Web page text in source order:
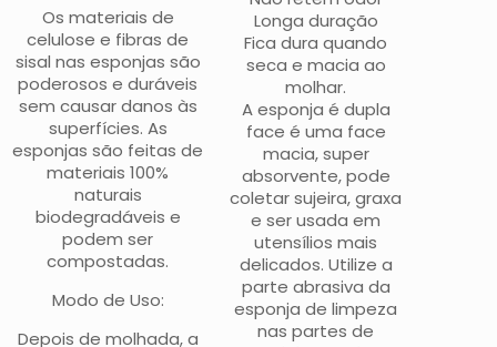
Os materiais de
celulose e fibras de
sisal nas esponjas são
poderosos e duráveis
sem causar danos às
superfícies. As
esponjas são feitas de
materiais 100%
naturais
biodegradáveis e
podem ser
compostadas.
Modo de Uso:
Depois de molhada, a
Longa duração
Fica dura quando
seca e macia ao
molhar.
A esponja é dupla
face é uma face
macia, super
absorvente, pode
coletar sujeira, graxa
e ser usada em
utensílios mais
delicados. Utilize a
parte abrasiva da
esponja de limpeza
nas partes de